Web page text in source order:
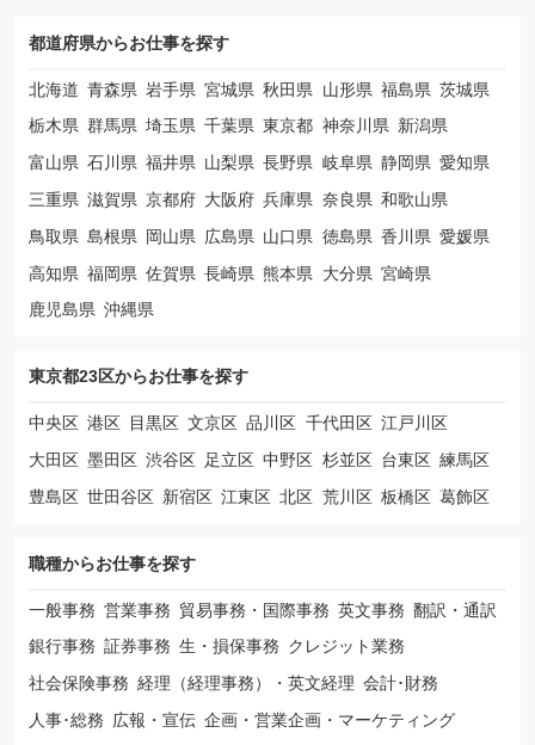
都道府県からお仕事を探す
北海道 青森県 岩手県 宮城県 秋田県 山形県 福島県 茨城県
栃木県 群馬県 埼玉県 千葉県 東京都 神奈川県 新潟県
富山県 石川県 福井県 山梨県 長野県 岐阜県 静岡県 愛知県
三重県 滋賀県 京都府 大阪府 兵庫県 奈良県 和歌山県
鳥取県 島根県 岡山県 広島県 山口県 徳島県 香川県 愛媛県
高知県 福岡県 佐賀県 長崎県 熊本県 大分県 宮崎県
鹿児島県 沖縄県
東京都23区からお仕事を探す
中央区 港区 目黒区 文京区 品川区 千代田区 江戸川区
大田区 墨田区 渋谷区 足立区 中野区 杉並区 台東区 練馬区
豊島区 世田谷区 新宿区 江東区 北区 荒川区 板橋区 葛飾区
職種からお仕事を探す
一般事務 営業事務 貿易事務・国際事務 英文事務 翻訳・通訳
銀行事務 証券事務 生・損保事務 クレジット業務
社会保険事務 経理（経理事務）・英文経理 会計･財務
人事･総務 広報・宣伝 企画・営業企画・マーケティング